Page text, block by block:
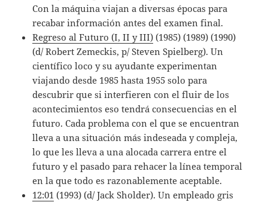
Con la máquina viajan a diversas épocas para
recabar información antes del examen final.
Regreso al Futuro (I, II y III) (1985) (1989) (1990)
(d/ Robert Zemeckis, p/ Steven Spielberg). Un
científico loco y su ayudante experimentan
viajando desde 1985 hasta 1955 solo para
descubrir que si interfieren con el fluir de los
acontecimientos eso tendrá consecuencias en el
futuro. Cada problema con el que se encuentran
lleva a una situación más indeseada y compleja,
lo que les lleva a una alocada carrera entre el
futuro y el pasado para rehacer la línea temporal
en la que todo es razonablemente aceptable.
12:01 (1993) (d/ Jack Sholder). Un empleado gris